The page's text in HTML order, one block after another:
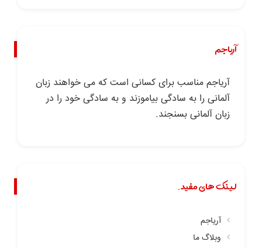
آریاجم
آریاجم مناسب برای کسانی است که می خواهند زبان
آلمانی را به سادگی بیاموزند و به سادگی خود را در
زبان آلمانی بسنجند.
لینک های مفید.
آریاجم
وبلاگ ما